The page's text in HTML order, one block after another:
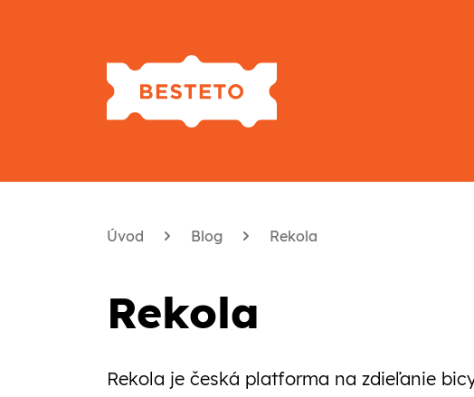
Úvod Blog Rekola
Rekola
Rekola je česká platforma na zdieľanie